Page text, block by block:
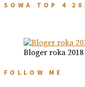
SOWA TOP 4
Bloger roka 2018
FOLLOW ME